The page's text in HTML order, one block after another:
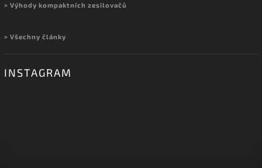
> Výhody kompaktních zesilovačů
> Všechny články
INSTAGRAM